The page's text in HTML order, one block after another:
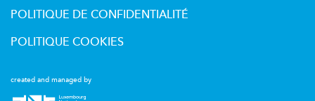
created and managed by
POLITIQUE DE CONFIDENTIALITÉ
POLITIQUE COOKIES